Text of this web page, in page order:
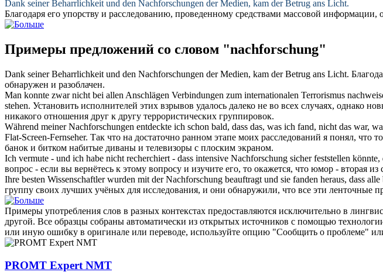
Dank seiner Beharrlichkeit und den Nachforschungen der Medien, kam der Betrug ans Licht.
Благодаря его упорству и расследованию, проведенному средствами массовой информации,
Примеры предложений со словом "nachforschung"
Dank seiner Beharrlichkeit und den Nachforschungen der Medien, kam der Betrug ans Licht.
обнаружен и разоблачен.
Man konnte zwar nicht bei allen Anschlägen Verbindungen zum internationalen Terrorismus
stehen. Установить исполнителей этих взрывов удалось далеко не во всех случаях, однако
никакого отношения друг к другу террористических группировок.
Während meinerNachforschungen entdeckte ich schon bald, dass das, was ich fand, nicht das war,
Flat-Screen-Fernseher. Так что на достаточно ранном этапе моих расследований я понял, что
банок и битком набитые диваны и телевизоры с плоским экраном.
Ich vermute - und ich habe nicht recherchiert - dass intensive Nachforschung sicher feststellen
вопрос - если вы вернётесь к этому вопросу и изучите его, то окажется, что юмор - вторая
Ihre besten Wissenschaftler wurden mit derNachforschung beauftragt und sie fanden heraus, dass
группу своих лучших учёных для исследования, и они обнаружили, что все эти
Примеры употребления слов в разных контекстах предоставляются исключительно в
другой. Все образцы собраны автоматически из открытых источников с помощью
или иную ошибку в оригинале или переводе, используйте опцию "Сообщить о проблеме"
PROMT Expert NMT